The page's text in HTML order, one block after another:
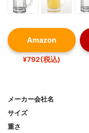
Amazon
¥792(税込)
メーカー会社名
サイズ
重さ